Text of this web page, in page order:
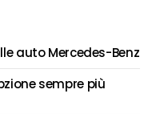
auto Mercedes-Benz
sempre più